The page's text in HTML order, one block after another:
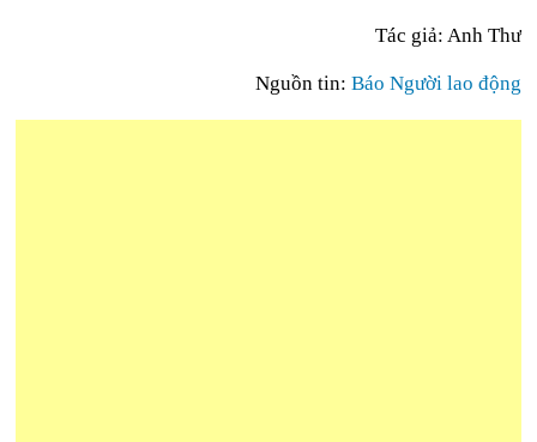
Tác giả: Anh Thư
Nguồn tin: Báo Người lao động